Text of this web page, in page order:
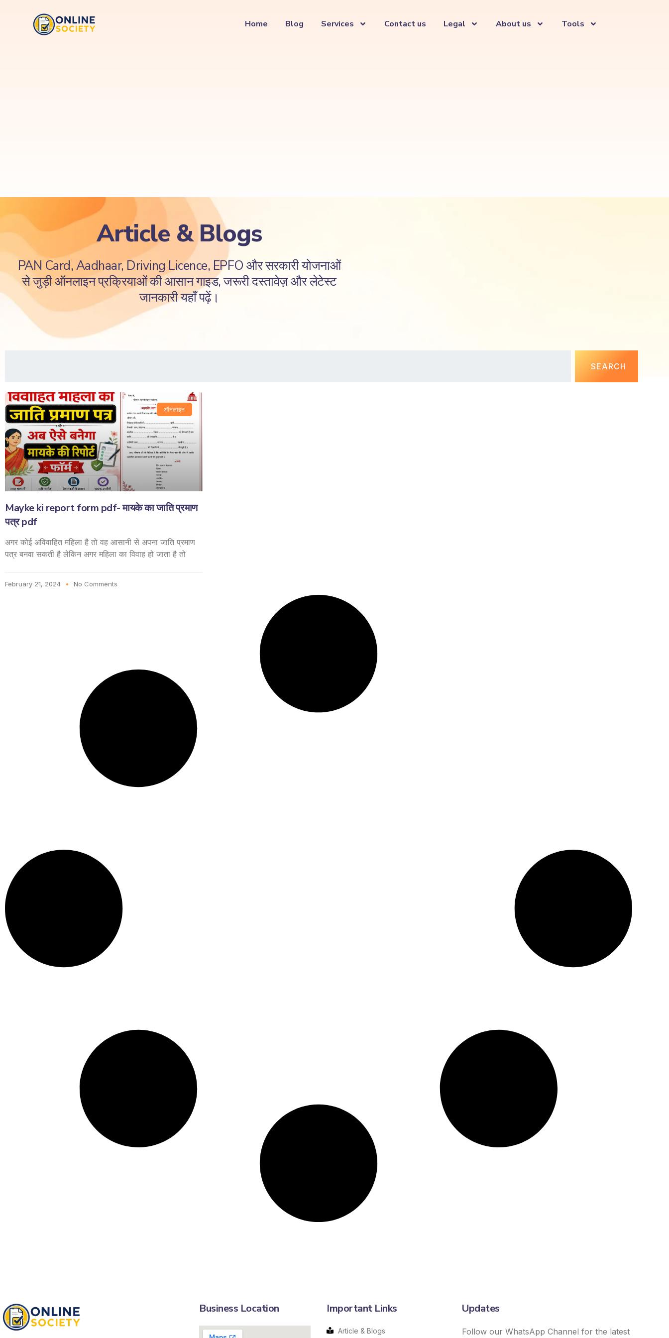
Home Blog Services Contact us Legal About us Tools
Article & Blogs
PAN Card, Aadhaar, Driving Licence, EPFO और सरकारी योजनाओं
से जुड़ी ऑनलाइन प्रक्रियाओं की आसान गाइड, जरूरी दस्तावेज़ और लेटेस्ट
जानकारी यहाँ पढ़ें।
SEARCH
ऑनलाइन
Mayke ki report form pdf- मायके का जाति प्रमाण
पत्र pdf
अगर कोई अविवाहित महिला है तो वह आसानी से अपना जाति प्रमाण
पत्र बनवा सकती है लेकिन अगर महिला का विवाह हो जाता है तो
February 21, 2024 No Comments
Business Location Important Links
Article & Blogs
Updates
Follow our WhatsApp Channel for the latest